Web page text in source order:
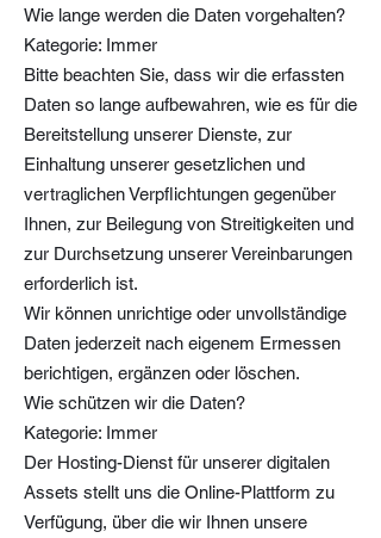
Wie lange werden die Daten vorgehalten?
Kategorie: Immer
Bitte beachten Sie, dass wir die erfassten
Daten so lange aufbewahren, wie es für die
Bereitstellung unserer Dienste, zur
Einhaltung unserer gesetzlichen und
vertraglichen Verpflichtungen gegenüber
Ihnen, zur Beilegung von Streitigkeiten und
zur Durchsetzung unserer Vereinbarungen
erforderlich ist.
Wir können unrichtige oder unvollständige
Daten jederzeit nach eigenem Ermessen
berichtigen, ergänzen oder löschen.
Wie schützen wir die Daten?
Kategorie: Immer
Der Hosting-Dienst für unserer digitalen
Assets stellt uns die Online-Plattform zu
Verfügung, über die wir Ihnen unsere